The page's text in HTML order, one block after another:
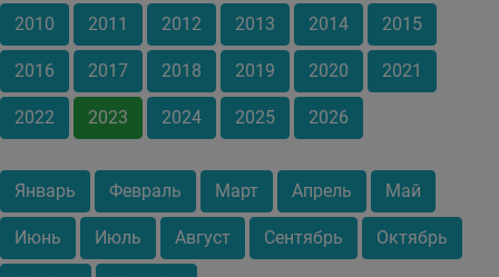
2010 2011 2012 2013 2014 2015
2016 2017 2018 2019 2020 2021
2022 2023 2024 2025 2026
Январь Февраль Март Апрель Май
Июнь Июль Август Сентябрь Октябрь